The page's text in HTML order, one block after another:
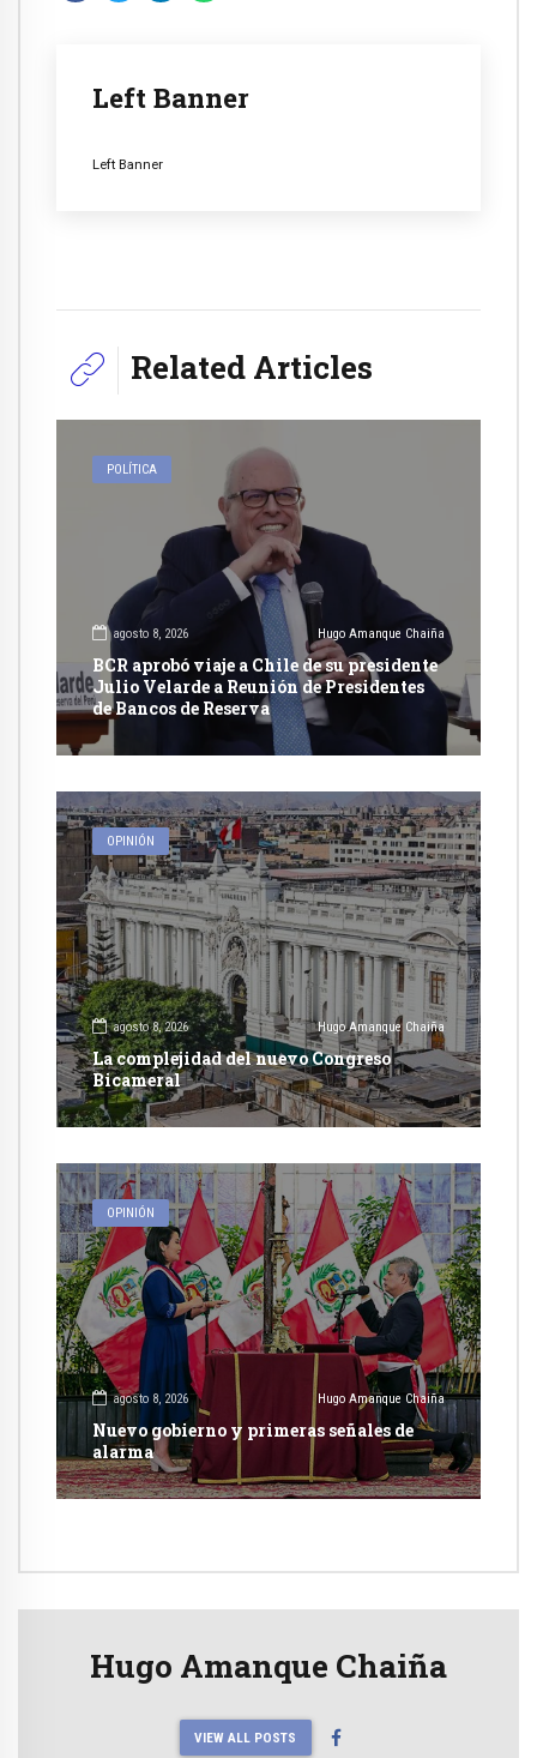
Left Banner
Left Banner
Related Articles
POLÍTICA
agosto 8, 2026 Hugo Amanque Chaiña
BCR aprobó viaje a Chile de su presidente
Julio Velarde a Reunión de Presidentes
de Bancos de Reserva
OPINIÓN
agosto 8, 2026 Hugo Amanque Chaiña
La complejidad del nuevo Congreso
Bicameral
OPINIÓN
agosto 8, 2026 Hugo Amanque Chaiña
Nuevo gobierno y primeras señales de
alarma
Hugo Amanque Chaiña
VIEW ALL POSTS